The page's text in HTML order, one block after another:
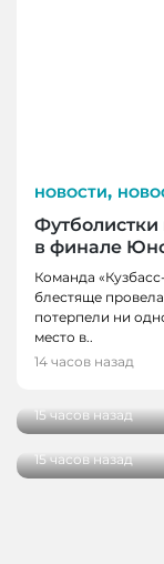
НОВОСТИ,
в финале
Команда
блестяще
потерпели ни
место в..
14 часов назад
НОВОСТИ
В Кузбассе
15 часов назад
НОВОСТИ
поставки
15 часов назад